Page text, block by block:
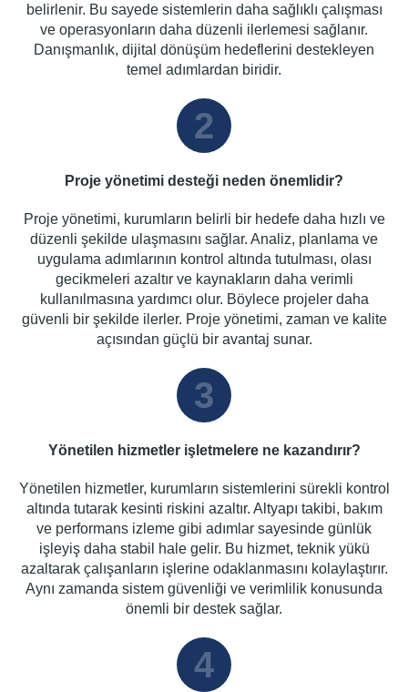
belirlenir. Bu sayede sistemlerin daha sağlıklı çalışması
ve operasyonların daha düzenli ilerlemesi sağlanır.
Danışmanlık, dijital dönüşüm hedeflerini destekleyen
temel adımlardan biridir.
2
Proje yönetimi desteği neden önemlidir?
Proje yönetimi, kurumların belirli bir hedefe daha hızlı ve
düzenli şekilde ulaşmasını sağlar. Analiz, planlama ve
uygulama adımlarının kontrol altında tutulması, olası
gecikmeleri azaltır ve kaynakların daha verimli
kullanılmasına yardımcı olur. Böylece projeler daha
güvenli bir şekilde ilerler. Proje yönetimi, zaman ve kalite
açısından güçlü bir avantaj sunar.
3
Yönetilen hizmetler işletmelere ne kazandırır?
Yönetilen hizmetler, kurumların sistemlerini sürekli kontrol
altında tutarak kesinti riskini azaltır. Altyapı takibi, bakım
ve performans izleme gibi adımlar sayesinde günlük
işleyiş daha stabil hale gelir. Bu hizmet, teknik yükü
azaltarak çalışanların işlerine odaklanmasını kolaylaştırır.
Aynı zamanda sistem güvenliği ve verimlilik konusunda
önemli bir destek sağlar.
4